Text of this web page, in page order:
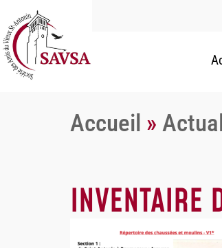
Accueil »
INVENTAIRE